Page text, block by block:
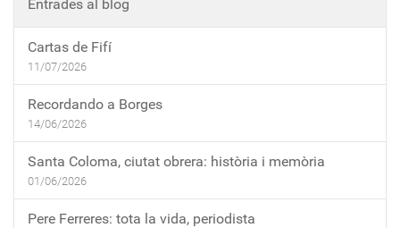
Entrades al blog
Cartas de Fifí
11/07/2026
Recordando a Borges
14/06/2026
Santa Coloma, ciutat obrera: història i memòria
01/06/2026
Pere Ferreres: tota la vida, periodista